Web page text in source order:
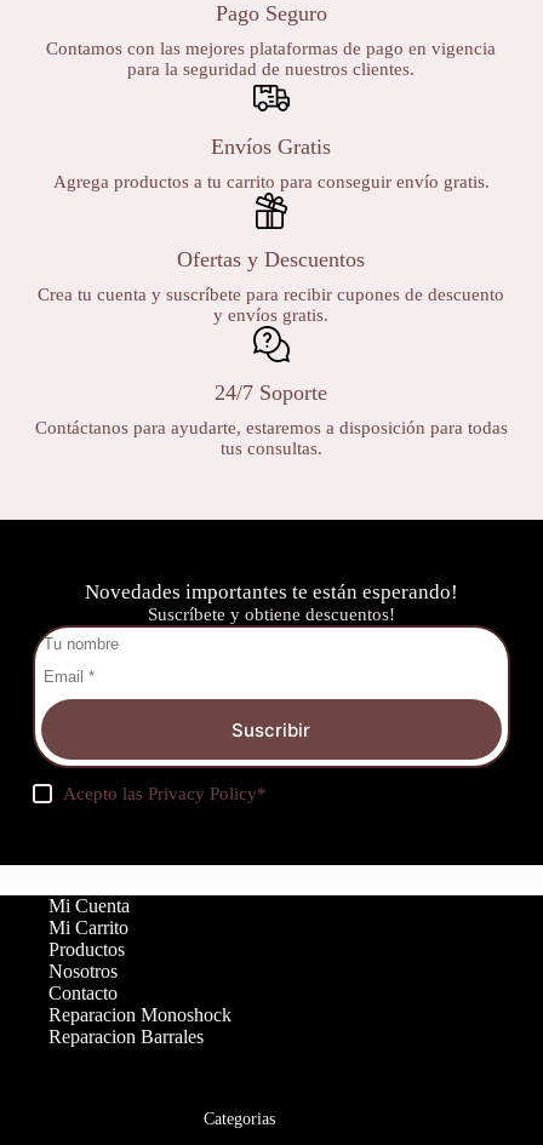
Pago Seguro
Contamos con las mejores plataformas de pago en vigencia
para la seguridad de nuestros clientes.
Envíos Gratis
Agrega productos a tu carrito para conseguir envío gratis.
Ofertas y Descuentos
Crea tu cuenta y suscríbete para recibir cupones de descuento
y envíos gratis.
24/7 Soporte
Contáctanos para ayudarte, estaremos a disposición para todas
tus consultas.
Novedades importantes te están esperando!
Suscríbete y obtiene descuentos!
Suscribir
Acepto lasPrivacy Policy*
Mi Cuenta
Mi Carrito
Productos
Nosotros
Contacto
Reparacion Monoshock
Reparacion Barrales
Categorias